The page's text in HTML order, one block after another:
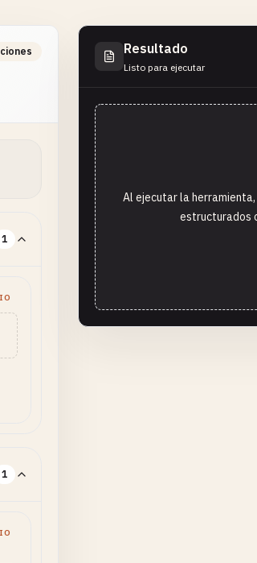
1
1
Resultado
Listo para ejecutar
Al ejecutar la
estructurados